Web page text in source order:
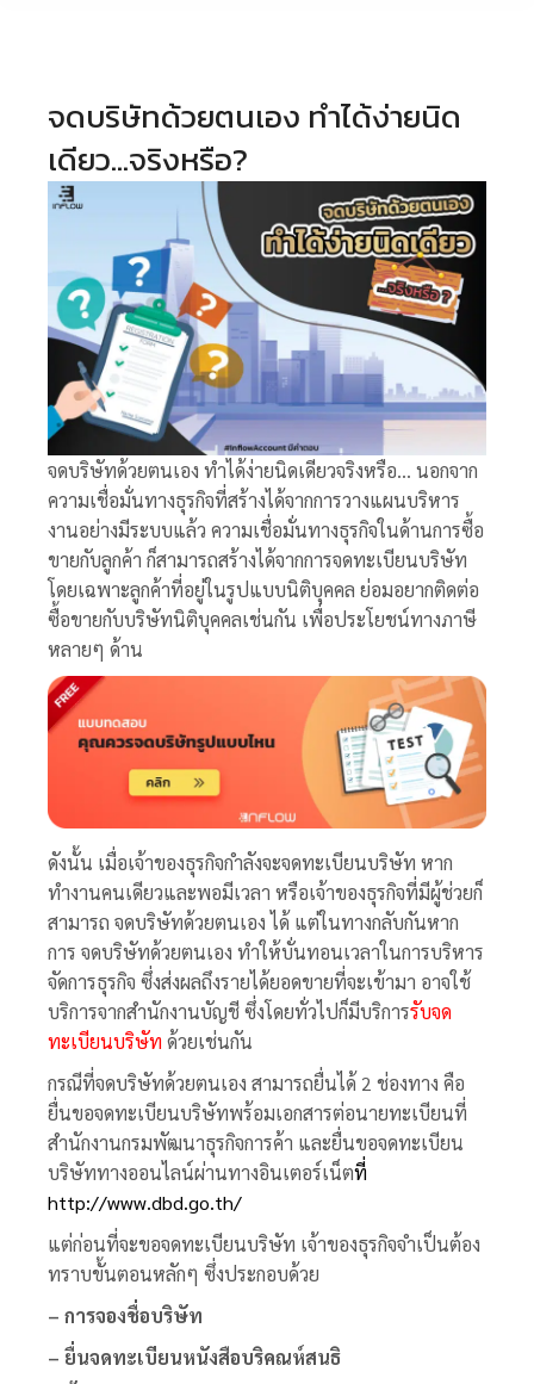
จดบริษัทด้วยตนเอง ทำได้ง่ายนิด
เดียว…จริงหรือ?
จดบริษัทด้วยตนเอง ทำได้ง่ายนิดเดียวจริงหรือ… นอกจาก
ความเชื่อมั่นทางธุรกิจที่สร้างได้จากการวางแผนบริหาร
งานอย่างมีระบบแล้ว ความเชื่อมั่นทางธุรกิจในด้านการซื้อ
ขายกับลูกค้า ก็สามารถสร้างได้จากการจดทะเบียนบริษัท
โดยเฉพาะลูกค้าที่อยู่ในรูปแบบนิติบุคคล ย่อมอยากติดต่อ
ซื้อขายกับบริษัทนิติบุคคลเช่นกัน เพื่อประโยชน์ทางภาษี
หลายๆ ด้าน
ดังนั้น เมื่อเจ้าของธุรกิจกำลังจะจดทะเบียนบริษัท หาก
ทำงานคนเดียวและพอมีเวลา หรือเจ้าของธุรกิจที่มีผู้ช่วยก็
สามารถ จดบริษัทด้วยตนเอง ได้ แต่ในทางกลับกันหาก
การ จดบริษัทด้วยตนเอง ทำให้บั่นทอนเวลาในการบริหาร
จัดการธุรกิจ ซึ่งส่งผลถึงรายได้ยอดขายที่จะเข้ามา อาจใช้
บริการจากสำนักงานบัญชี ซึ่งโดยทั่วไปก็มีบริการรับจด
ทะเบียนบริษัท ด้วยเช่นกัน
กรณีที่จดบริษัทด้วยตนเอง สามารถยื่นได้ 2 ช่องทาง คือ
ยื่นขอจดทะเบียนบริษัทพร้อมเอกสารต่อนายทะเบียนที่
สำนักงานกรมพัฒนาธุรกิจการค้า และยื่นขอจดทะเบียน
บริษัททางออนไลน์ผ่านทางอินเตอร์เน็ตที่
http://www.dbd.go.th/
แต่ก่อนที่จะขอจดทะเบียนบริษัท เจ้าของธุรกิจจำเป็นต้อง
ทราบขั้นตอนหลักๆ ซึ่งประกอบด้วย
– การจองชื่อบริษัท
– ยื่นจดทะเบียนหนังสือบริคณห์สนธิ